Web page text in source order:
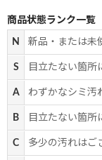
商品状態ランク一覧
N 新品・または未
S 目立たない箇所
A わずかなシミ汚
B 目立たない箇所
C 多少の汚れはご